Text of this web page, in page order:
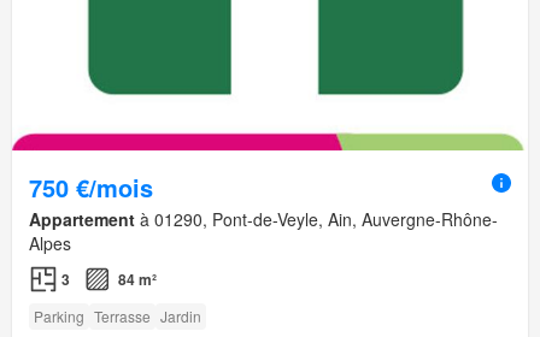
750 €/mois
Appartement à 01290, Pont-de-Veyle, Ain, Auvergne-Rhône-
Alpes
3 84 m²
Parking Terrasse Jardin